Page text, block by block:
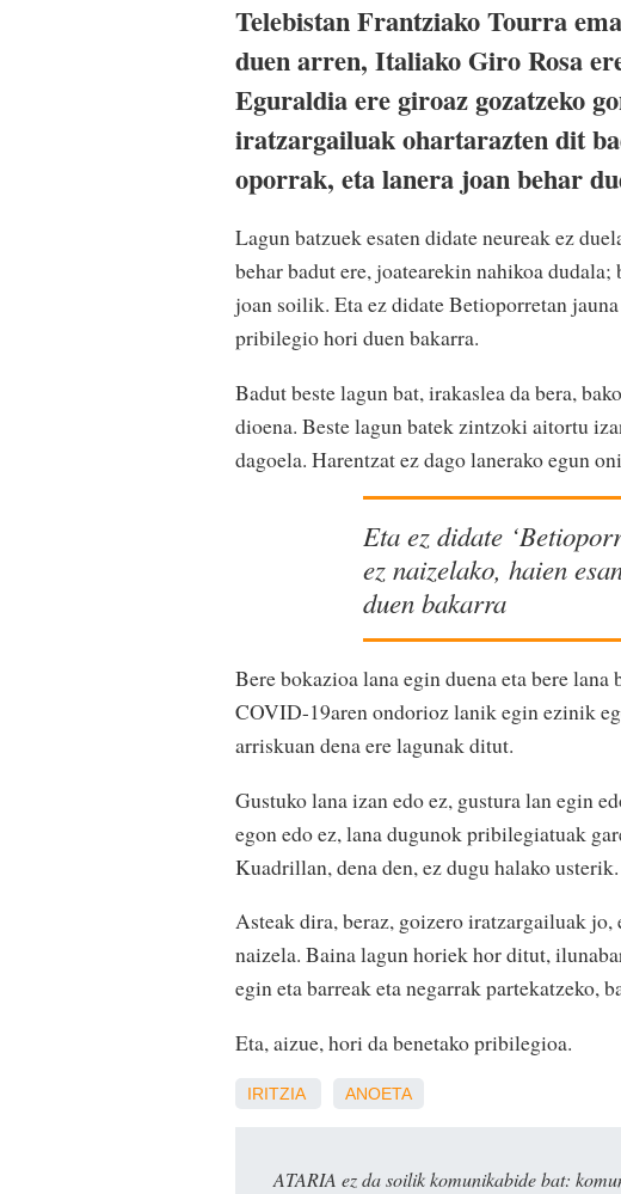
Telebistan Frantziako Tourra
duen arren, Italiako Giro Rosa
Eguraldia ere giroaz gozatzeko
iratzargailuak ohartarazten dit
oporrak, eta lanera joan behar
Lagun batzuek esaten didate neureak ez
behar badut ere, joatearekin nahikoa
joan soilik. Eta ez didate Betioporretan
pribilegio hori duen bakarra.
Badut beste lagun bat, irakaslea da bera,
dioena. Beste lagun batek zintzoki aitortu
dagoela. Harentzat ez dago lanerako egun
Eta ez didate
ez naizelako, haien
duen bakarra
Bere bokazioa lana egin duena eta bere
COVID-19aren ondorioz lanik egin ezinik
arriskuan dena ere lagunak ditut.
Gustuko lana izan edo ez, gustura lan egin
egon edo ez, lana dugunok pribilegiatuak
Kuadrillan, dena den, ez dugu halako usterik.
Asteak dira, beraz, goizero iratzargailuak
naizela. Baina lagun horiek hor ditut,
egin eta barreak eta negarrak partekatzeko,
Eta, aizue, hori da benetako pribilegioa.
IRITZIA ANOETA
ATARIA ez da soilik komunikabide bat: